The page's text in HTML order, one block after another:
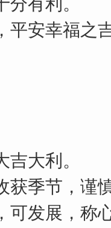
平安幸福之
大利。
获季节，谨
可发展，称